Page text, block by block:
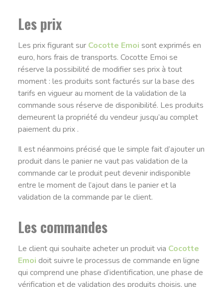
Les prix
Les prix figurant sur Cocotte Emoi sont exprimés en
euro, hors frais de transports. Cocotte Emoi se
réserve la possibilité de modifier ses prix à tout
moment : les produits sont facturés sur la base des
tarifs en vigueur au moment de la validation de la
commande sous réserve de disponibilité. Les produits
demeurent la propriété du vendeur jusqu’au complet
paiement du prix .
Il est néanmoins précisé que le simple fait d’ajouter un
produit dans le panier ne vaut pas validation de la
commande car le produit peut devenir indisponible
entre le moment de l’ajout dans le panier et la
validation de la commande par le client.
Les commandes
Le client qui souhaite acheter un produit via Cocotte
Emoi doit suivre le processus de commande en ligne
qui comprend une phase d’identification, une phase de
vérification et de validation des produits choisis, une